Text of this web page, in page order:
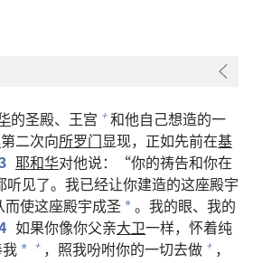
的圣殿、王宫 + 和他自己想造的一
第二次向所罗门显现，正如先前在基
耶和华对他说：“你的祷告和你在
见了。我已经让你建造的这座殿宇
而使这座殿宇成圣 *。我的眼、我的
如果你像你父亲大卫一样，怀着纯
* + ，照我吩咐你的一切去做 + ，